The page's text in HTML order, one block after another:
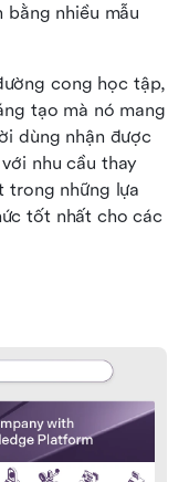
nhiều mẫu
cong học tập,
tạo mà nó mang
dùng nhận được
nhu cầu thay
trong những lựa
tốt nhất cho các